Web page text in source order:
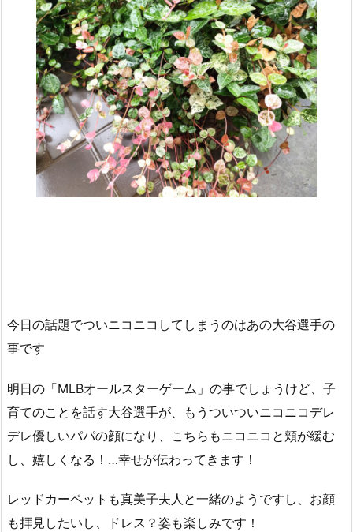
今日の話題でついニコニコしてしまうのはあの大谷選手の
事です
明日の「MLBオールスターゲーム」の事でしょうけど、子
育てのことを話す大谷選手が、もうついついニコニコデレ
デレ優しいパパの顔になり、こちらもニコニコと頬が緩む
し、嬉しくなる！…幸せが伝わってきます！
レッドカーペットも真美子夫人と一緒のようですし、お顔
も拝見したいし、ドレス？姿も楽しみです！